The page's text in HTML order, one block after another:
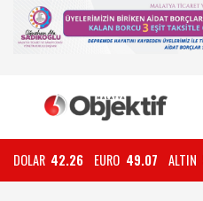
DOLAR 42.26 EURO 49.07 ALTIN